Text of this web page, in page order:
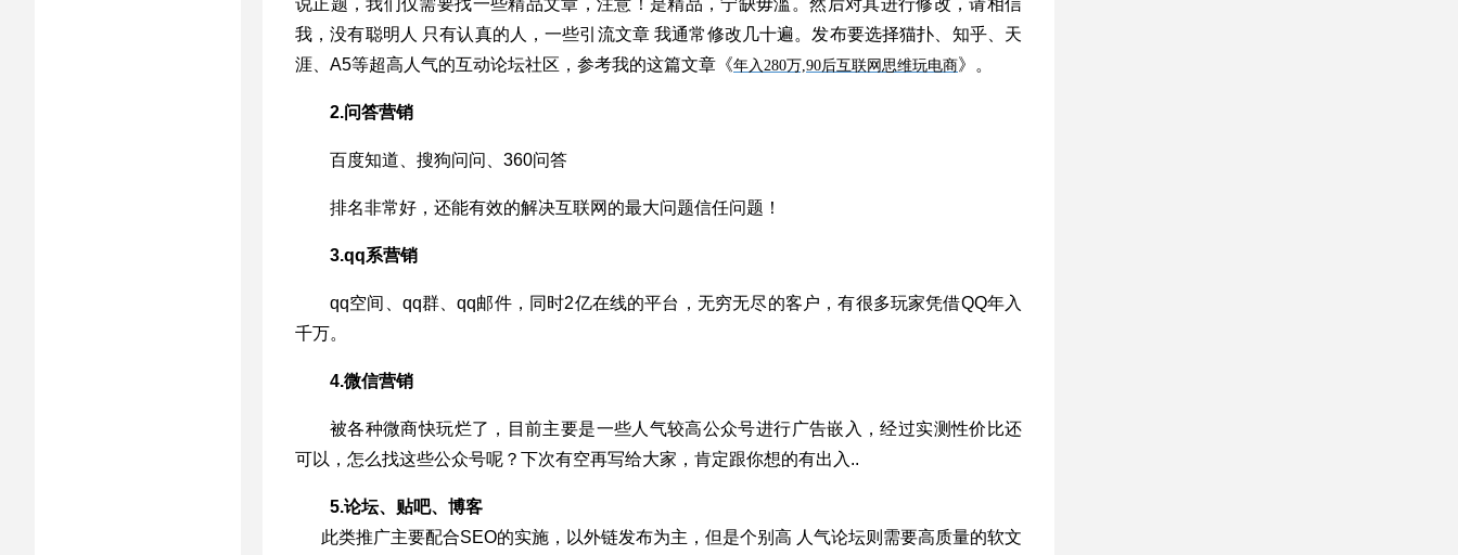
说正题，我们仅需要找一些精品文章，注意！是精品，宁缺毋滥。然后对其进行修改，请相信
我，没有聪明人 只有认真的人，一些引流文章 我通常修改几十遍。发布要选择猫扑、知乎、天
涯、A5等超高人气的互动论坛社区，参考我的这篇文章 《年入280万,90后互联网思维玩电商》 。
2.问答营销
百度知道、搜狗问问、360问答
排名非常好，还能有效的解决互联网的最大问题信任问题！
3.qq系营销
qq空间、qq群、qq邮件，同时2亿在线的平台，无穷无尽的客户，有很多玩家凭借QQ年入
千万。
4.微信营销
被各种微商快玩烂了，目前主要是一些人气较高公众号进行广告嵌入，经过实测性价比还
可以，怎么找这些公众号呢？下次有空再写给大家，肯定跟你想的有出入..
5.论坛、贴吧、博客
此类推广主要配合SEO的实施，以外链发布为主，但是个别高 人气论坛则需要高质量的软文